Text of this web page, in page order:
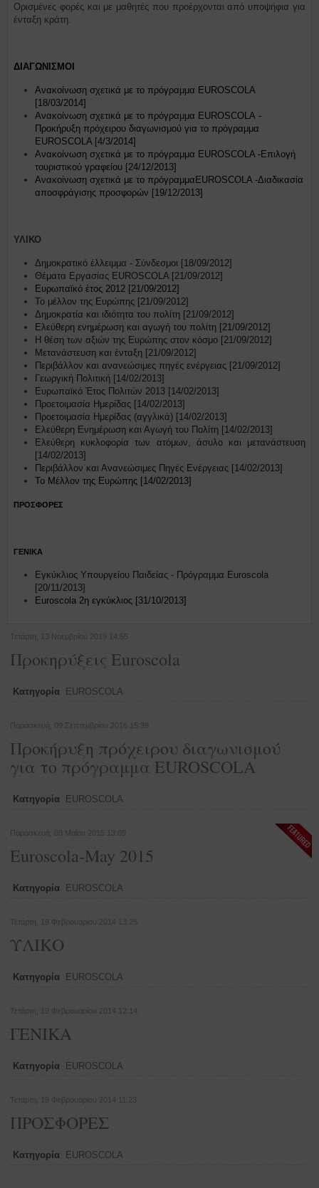
Ορισμένες φορές και με μαθητές που προέρχονται από υποψήφια για
ένταξη κράτη.
ΔΙΑΓΩΝΙΣΜΟΙ
Ανακοίνωση σχετικά με το πρόγραμμα EUROSCOLA
[18/03/2014]
Ανακοίνωση σχετικά με το πρόγραμμα EUROSCOLA -
Προκήρυξη πρόχειρου διαγωνισμού για το πρόγραμμα
EUROSCOLA [4/3/2014]
Ανακοίνωση σχετικά με το πρόγραμμα EUROSCOLA-Επιλογή
τουριστικού γραφείου [24/12/2013]
Ανακοίνωση σχετικά με το πρόγραμμα EUROSCOLA-Διαδικασία
αποσφράγισης προσφορών [19/12/2013]
ΥΛΙΚΟ
Δημοκρατικό έλλειμμα - Σύνδεσμοι [18/09/2012]
Θέματα Εργασίας EUROSCOLA [21/09/2012]
Ευρωπαϊκό έτος 2012 [21/09/2012]
Το μέλλον της Ευρώπης [21/09/2012]
Δημοκρατία και ιδιότητα του πολίτη [21/09/2012]
Ελεύθερη ενημέρωση και αγωγή του πολίτη [21/09/2012]
Η θέση των αξιών της Ευρώπης στον κόσμο [21/09/2012]
Μετανάστευση και ένταξη [21/09/2012]
Περιβάλλον και ανανεώσιμες πηγές ενέργειας [21/09/2012]
Γεωργική Πολιτική [14/02/2013]
Ευρωπαϊκό Έτος Πολιτών 2013 [14/02/2013]
Προετοιμασία Ημερίδας [14/02/2013]
Προετοιμασία Ημερίδας (αγγλικά) [14/02/2013]
Ελεύθερη Ενημέρωση και Αγωγή του Πολίτη [14/02/2013]
Ελεύθερη κυκλοφορία των ατόμων, άσυλο και μετανάστευση
[14/02/2013]
Περιβάλλον και Ανανεώσιμες Πηγές Ενέργειας [14/02/2013]
Το Μέλλον της Ευρώπης [14/02/2013]
ΠΡΟΣΦΟΡΕΣ
ΓΕΝΙΚΑ
Εγκύκλιος Υπουργείου Παιδείας - Πρόγραμμα Euroscola
[20/11/2013]
Euroscola 2η εγκύκλιος [31/10/2013]
Τετάρτη, 13 Νοεμβρίου 2019 14:55
Προκηρύξεις Euroscola
Κατηγορία EUROSCOLA
Παρασκευή, 09 Σεπτεμβρίου 2016 15:39
Προκήρυξη πρόχειρου διαγωνισμού
για το πρόγραμμα EUROSCOLA
Κατηγορία EUROSCOLA
Παρασκευή, 08 Μαΐου 2015 13:09
Euroscola-May 2015
Κατηγορία EUROSCOLA
Τετάρτη, 19 Φεβρουαρίου 2014 13:25
ΥΛΙΚΟ
Κατηγορία EUROSCOLA
Τετάρτη, 19 Φεβρουαρίου 2014 12:14
ΓΕΝΙΚΑ
Κατηγορία EUROSCOLA
Τετάρτη, 19 Φεβρουαρίου 2014 11:23
ΠΡΟΣΦΟΡΕΣ
Κατηγορία EUROSCOLA